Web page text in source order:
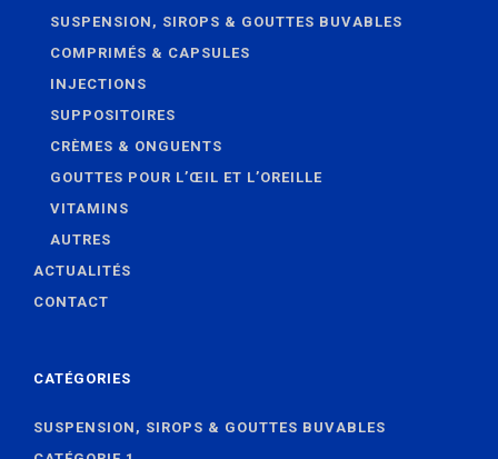
SUSPENSION, SIROPS & GOUTTES BUVABLES
COMPRIMÉS & CAPSULES
INJECTIONS
SUPPOSITOIRES
CRÈMES & ONGUENTS
GOUTTES POUR L’ŒIL ET L’OREILLE
VITAMINS
AUTRES
ACTUALITÉS
CONTACT
CATÉGORIES
SUSPENSION, SIROPS & GOUTTES BUVABLES